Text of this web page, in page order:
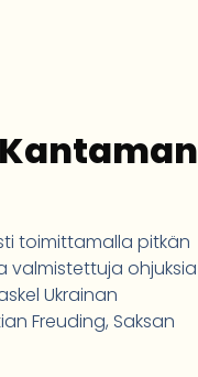
toimittamalla pitkän
valmistettuja ohjuksia
Ukrainan
Freuding, Saksan